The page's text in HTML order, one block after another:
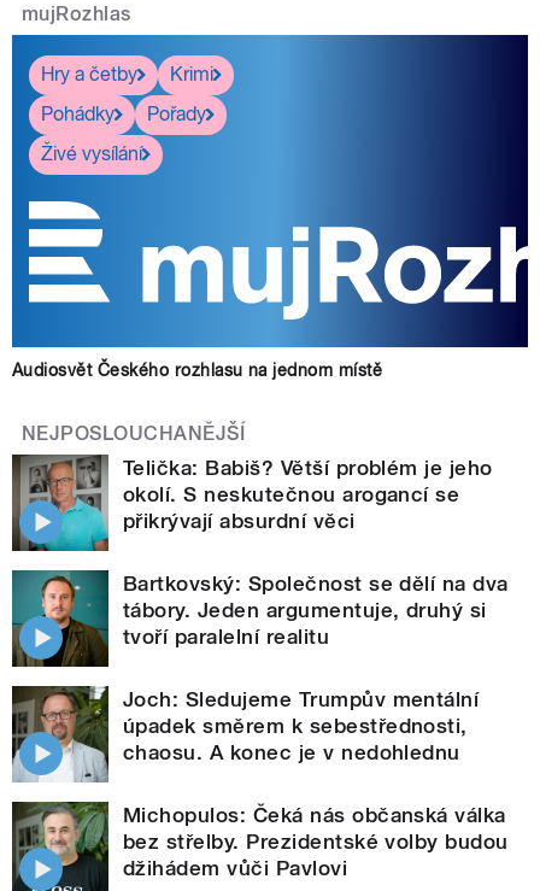
mujRozhlas
Hry a četby
Krimi
Pohádky
Pořady
Živé vysílání
Audiosvět Českého rozhlasu na jednom místě
NEJPOSLOUCHANĚJŠÍ
Telička: Babiš? Větší problém je jeho
okolí. S neskutečnou arogancí se
přikrývají absurdní věci
Bartkovský: Společnost se dělí na dva
tábory. Jeden argumentuje, druhý si
tvoří paralelní realitu
Joch: Sledujeme Trumpův mentální
úpadek směrem k sebestřednosti,
chaosu. A konec je v nedohlednu
Michopulos: Čeká nás občanská válka
bez střelby. Prezidentské volby budou
džihádem vůči Pavlovi